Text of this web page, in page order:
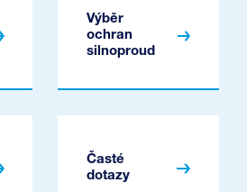
Výběr
ochran
silnoproud
Časté
dotazy